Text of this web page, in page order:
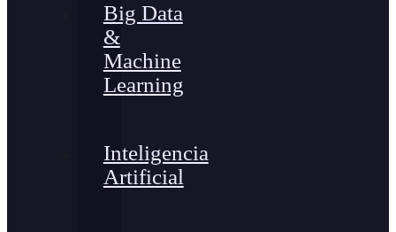
Big Data
&
Machine
Learning
Inteligencia
Artificial